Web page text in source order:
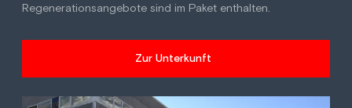
Regenerationsangebote sind im Paket enthalten.
Zur Unterkunft